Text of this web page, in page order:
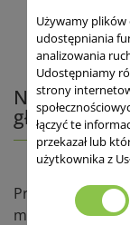
Strona główna/
wschody -
Nawożenie
główne
Przystępując do
mieć na uwadze,
Używamy
udostępniania
analizowania
Udostępniamy
strony
łączyć te
przekazał lub
użytkownika z